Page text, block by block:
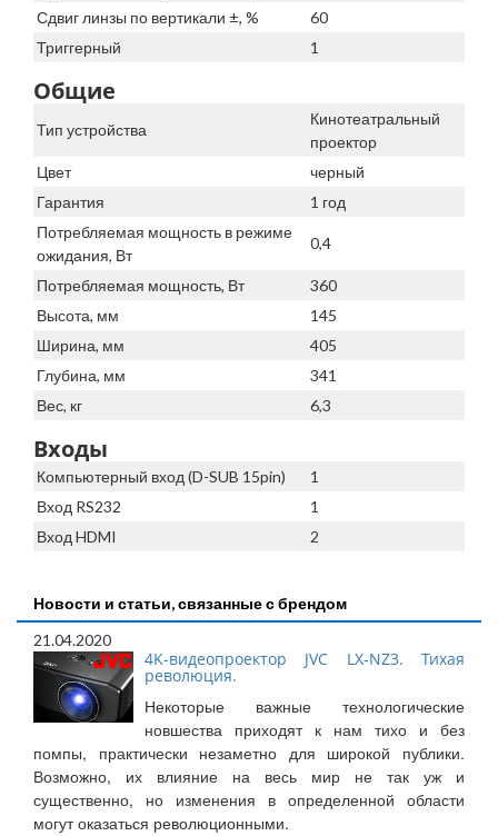
Сдвиг линзы по вертикали ±, %
60
Триггерный
1
Общие
Тип устройства
Кинотеатральный
проектор
Цвет
черный
Гарантия
1 год
Потребляемая мощность в режиме
ожидания, Вт
0,4
Потребляемая мощность, Вт
360
Высота, мм
145
Ширина, мм
405
Глубина, мм
341
Вес, кг
6,3
Входы
Компьютерный вход (D-SUB 15pin)
1
Вход RS232
1
Вход HDMI
2
Новости и статьи, связанные с брендом
21.04.2020
4K-видеопроектор JVC LX-NZ3. Тихая
революция.
Некоторые важные технологические
новшества приходят к нам тихо и без
помпы, практически незаметно для широкой публики.
Возможно, их влияние на весь мир не так уж и
существенно, но изменения в определенной области
могут оказаться революционными.